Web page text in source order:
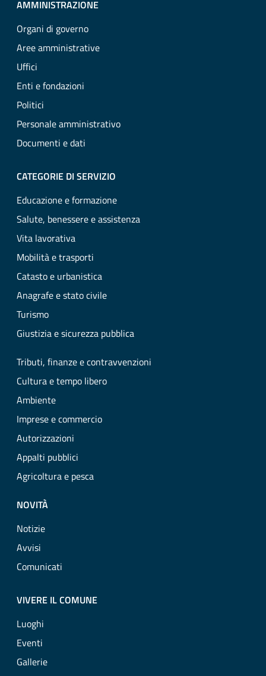
AMMINISTRAZIONE
Organi di governo
Aree amministrative
Uffici
Enti e fondazioni
Politici
Personale amministrativo
Documenti e dati
CATEGORIE DI SERVIZIO
Educazione e formazione
Salute, benessere e assistenza
Vita lavorativa
Mobilità e trasporti
Catasto e urbanistica
Anagrafe e stato civile
Turismo
Giustizia e sicurezza pubblica
Tributi, finanze e contravvenzioni
Cultura e tempo libero
Ambiente
Imprese e commercio
Autorizzazioni
Appalti pubblici
Agricoltura e pesca
NOVITÀ
Notizie
Avvisi
Comunicati
VIVERE IL COMUNE
Luoghi
Eventi
Gallerie